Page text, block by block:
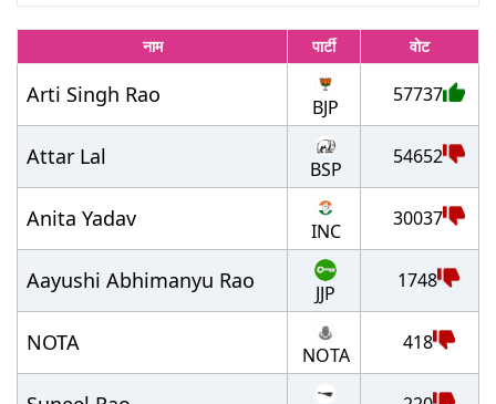
नाम पार्टी वोट
Arti Singh Rao BJP
57737
Attar Lal BSP
54652
Anita Yadav INC
30037
Aayushi Abhimanyu Rao JJP
1748
NOTA NOTA
418